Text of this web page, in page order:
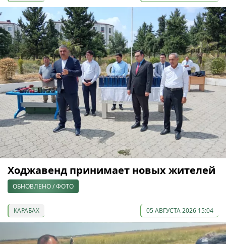
Ходжавенд принимает новых жителей
ОБНОВЛЕНО / ФОТО
КАРАБАХ 05 АВГУСТА 2026 15:04